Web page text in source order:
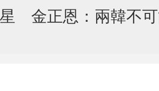
金正恩：兩韓不